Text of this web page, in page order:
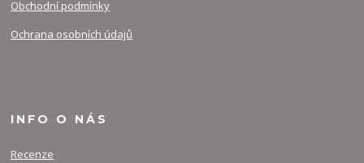
Obchodní podmínky
Ochrana osobních údajů
INFO O NÁS
Recenze